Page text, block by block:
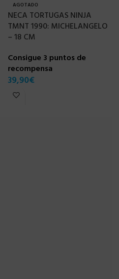
AGOTADO
NECA TORTUGAS NINJA
TMNT 1990: MICHELANGELO
– 18 CM
Consigue 3 puntos de
recompensa
39,90€